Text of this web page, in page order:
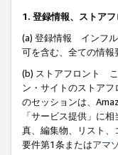
1. 登録情報、ストアフ
(a) 登録情報 インフル
可を含む、全ての情報
(b) ストアフロント こ
ン・サイトのストアフ
のセッションは、
「サービス提供」に
真、編集物、リスト
要件第1条またはアマ